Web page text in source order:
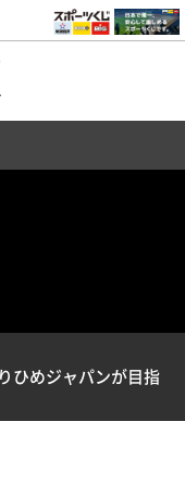
ひめジャパンが目指